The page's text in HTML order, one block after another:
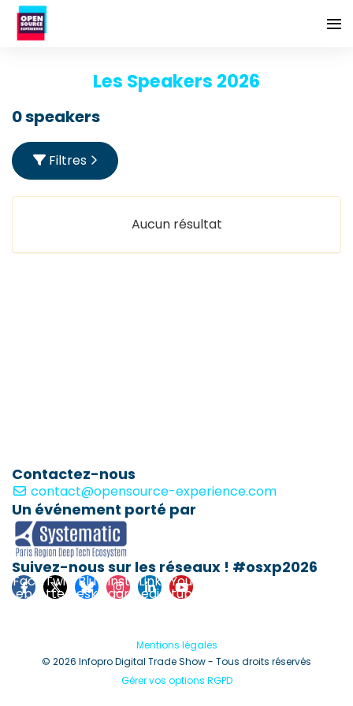
Les Speakers 2026
0 speakers
Filtres
Aucun résultat
Contactez-nous
contact@opensource-experience.com
Un événement porté par
Suivez-nous sur les réseaux ! #osxp2026
Fac
eb
Twi
tte
Blu
esk
Inst
agr
Link
edi
You
tub
Mentions légales
© 2026 Infopro Digital Trade Show - Tous droits réservés
Gérer vos options RGPD